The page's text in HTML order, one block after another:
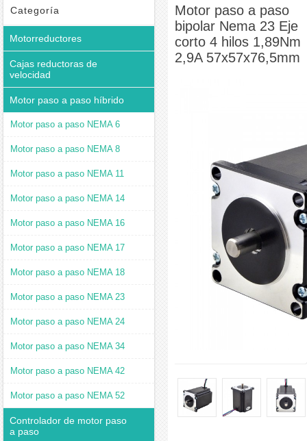
4 hilos 1,89Nm 2,9A 57x57x76,5mm
Categoría
Motorreductores
Cajas reductoras de
velocidad
Motor paso a paso híbrido
Motor paso a paso NEMA 6
Motor paso a paso NEMA 8
Motor paso a paso NEMA 11
Motor paso a paso NEMA 14
Motor paso a paso NEMA 16
Motor paso a paso NEMA 17
Motor paso a paso NEMA 18
Motor paso a paso NEMA 23
Motor paso a paso NEMA 24
Motor paso a paso NEMA 34
Motor paso a paso NEMA 42
Motor paso a paso NEMA 52
Controlador de motor paso
a paso
Motor paso a paso
bipolar Nema 23 Eje
corto 4 hilos 1,89Nm
2,9A 57x57x76,5mm